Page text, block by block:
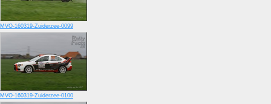
MVO-160319-Zuiderzee-0099
MVO-160319-Zuiderzee-0100